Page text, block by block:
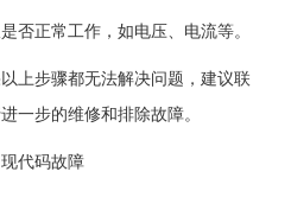
正常工作，如电压、电流等。
步骤都无法解决问题，建议联
一步的维修和排除故障。
代码故障